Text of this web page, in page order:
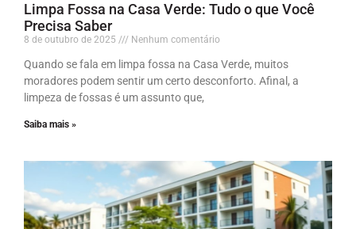
Limpa Fossa na Casa Verde: Tudo o que Você
Precisa Saber
8 de outubro de 2025 Nenhum comentário
Quando se fala em limpa fossa na Casa Verde, muitos
moradores podem sentir um certo desconforto. Afinal, a
limpeza de fossas é um assunto que,
Saiba mais »